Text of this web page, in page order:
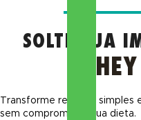
SOLTE SUA
Transforme receitas simples
sem comprometer sua dieta.